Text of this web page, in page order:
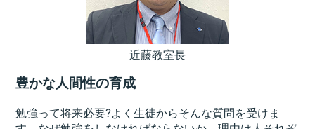
豊かな人間性の育成
勉強って将来必要?よく生徒からそんな質問を受けま
近藤教室長